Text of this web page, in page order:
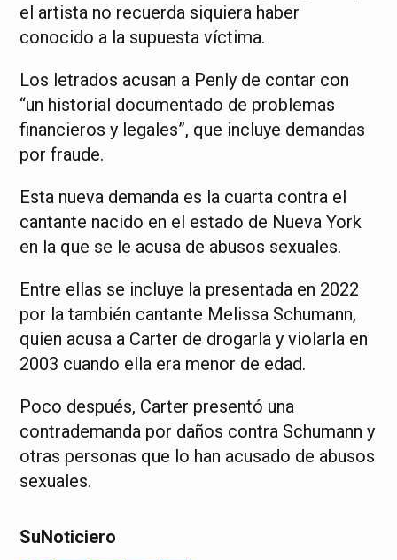
el artista no recuerda siquiera haber
conocido a la supuesta víctima.
Los letrados acusan a Penly de contar con
“un historial documentado de problemas
financieros y legales”, que incluye demandas
por fraude.
Esta nueva demanda es la cuarta contra el
cantante nacido en el estado de Nueva York
en la que se le acusa de abusos sexuales.
Entre ellas se incluye la presentada en 2022
por la también cantante Melissa Schumann,
quien acusa a Carter de drogarla y violarla en
2003 cuando ella era menor de edad.
Poco después, Carter presentó una
contrademanda por daños contra Schumann y
otras personas que lo han acusado de abusos
sexuales.
SuNoticiero